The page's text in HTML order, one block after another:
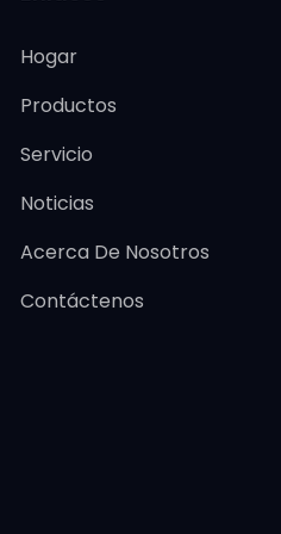
Hogar
Productos
Servicio
Noticias
Acerca De Nosotros
Contáctenos